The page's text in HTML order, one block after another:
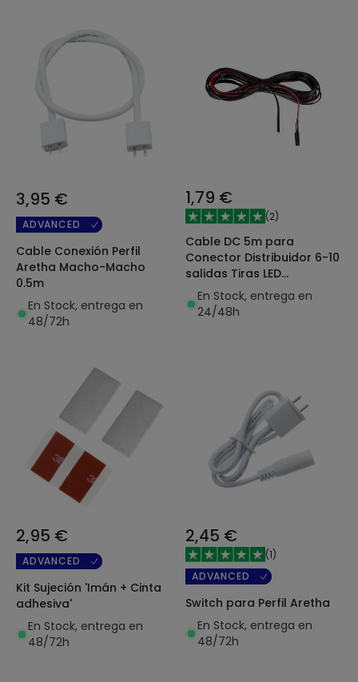
3,95 €
ADVANCED
Cable Conexión Perfil
Aretha Macho-Macho
0.5m
En Stock, entrega en
48/72h
1,79 €
(2)
Cable DC 5m para
Conector Distribuidor 6-10
salidas Tiras LED
Monocolor
En Stock, entrega en
24/48h
2,95 €
ADVANCED
Kit Sujeción 'Imán + Cinta
adhesiva'
En Stock, entrega en
48/72h
2,45 €
(1)
ADVANCED
Switch para Perfil Aretha
En Stock, entrega en
48/72h